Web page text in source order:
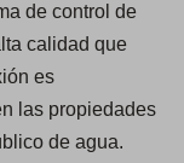
de control de
calidad que
es
las propiedades
de agua.